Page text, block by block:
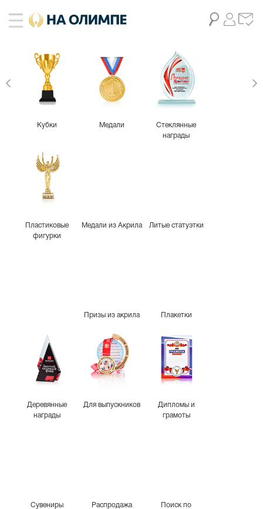
Кубки Медали
Стеклянные
награды
Пластиковые
фигурки
Медали из Акрила Литые статуэтки
Призы из акрила Плакетки
Деревянные
награды
Для выпускников
Дипломы и
грамоты
Сувениры Распродажа
Поиск по
-25%